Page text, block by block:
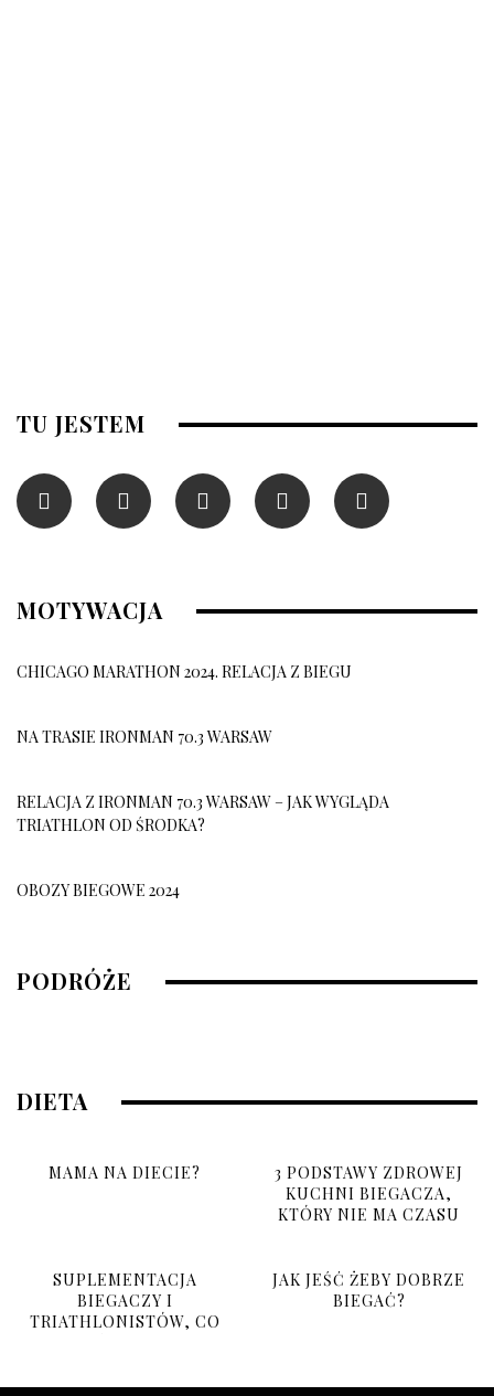
TU JESTEM
MOTYWACJA
CHICAGO MARATHON 2024. RELACJA Z BIEGU
NA TRASIE IRONMAN 70.3 WARSAW
RELACJA Z IRONMAN 70.3 WARSAW – JAK WYGLĄDA
TRIATHLON OD ŚRODKA?
OBOZY BIEGOWE 2024
PODRÓŻE
DIETA
MAMA NA DIECIE?
3 PODSTAWY ZDROWEJ
KUCHNI BIEGACZA,
KTÓRY NIE MA CZASU
SUPLEMENTACJA
BIEGACZY I
TRIATHLONISTÓW, CO
JAK JEŚĆ ŻEBY DOBRZE
BIEGAĆ?